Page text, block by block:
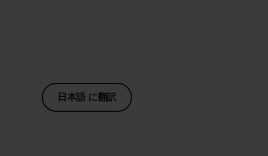
日本語 に翻訳